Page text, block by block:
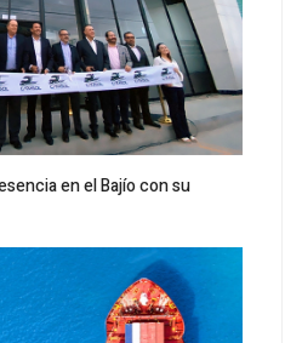
en el Bajío con su